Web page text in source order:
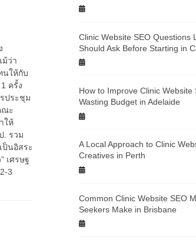
ม้ว่า
นให้กับ
ครั้ง​
ประชุม
ณะ
ให้
. รวม
ป็นอิสระ
เศรษฐ
3
Clinic Website SEO Questions
Should Ask Before Starting in
How to Improve Clinic Website
Wasting Budget in Adelaide
A Local Approach to Clinic
Creatives in Perth
Common Clinic Website SEO
Seekers Make in Brisbane